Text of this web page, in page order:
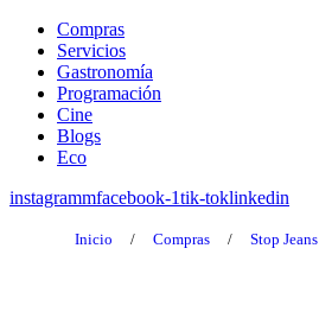
Compras
Servicios
Gastronomía
Programación
Cine
Blogs
Eco
instagrammfacebook-1tik-toklinkedin
Inicio / Compras / Stop Jeans